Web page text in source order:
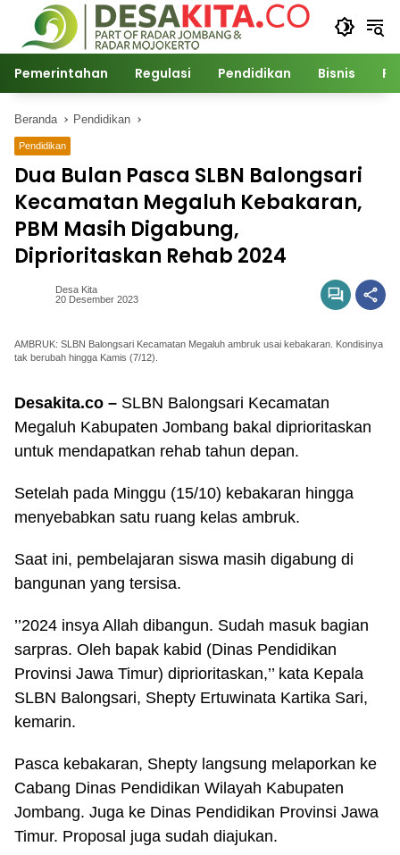
Langsung
konten
Pemerintahan Regulasi Pendidikan Bisnis
Beranda Pendidikan
Pendidikan
Dua Bulan Pasca SLBN Balongsari
Kecamatan Megaluh Kebakaran,
PBM Masih Digabung,
Diprioritaskan Rehab 2024
Desa Kita
20 Desember 2023
AMBRUK: SLBN Balongsari Kecamatan Megaluh ambruk usai kebakaran. Kondisinya
tak berubah hingga Kamis (7/12).
Desakita.co – SLBN Balongsari Kecamatan
Megaluh Kabupaten Jombang bakal diprioritaskan
untuk mendapatkan rehab tahun depan.
Setelah pada Minggu (15/10) kebakaran hingga
menyebabkan satu ruang kelas ambruk.
Saat ini, pembelajaran siswa masih digabung di
bangunan yang tersisa.
’’2024 insya Allah dibangun. Sudah masuk bagian
sarpras. Oleh bapak kabid (Dinas Pendidikan
Provinsi Jawa Timur) diprioritaskan,’’ kata Kepala
SLBN Balongsari, Shepty Ertuwinata Kartika Sari,
kemarin.
Pasca kebakaran, Shepty langsung melaporkan ke
Cabang Dinas Pendidikan Wilayah Kabupaten
Jombang. Juga ke Dinas Pendidikan Provinsi Jawa
Timur. Proposal juga sudah diajukan.